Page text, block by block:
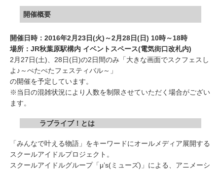
開催概要
開催日時：2016年2月23日(火)～2月28日(日) 10時～18時
場所：JR秋葉原駅構内 イベントスペース(電気街口改札内)
2月27日(土)、28日(日)の2日間のみ「大きな画面でスクフェスし
よ♪～ぺたぺたフェスティバル～」
の開催を予定しています。
※当日の混雑状況により人数を制限させていただく場合がござい
ます。
ラブライブ！とは
「みんなで叶える物語」をキーワードにオールメディア展開する
スクールアイドルプロジェクト。
スクールアイドルグループ「μ’s(ミューズ)」による、アニメーシ